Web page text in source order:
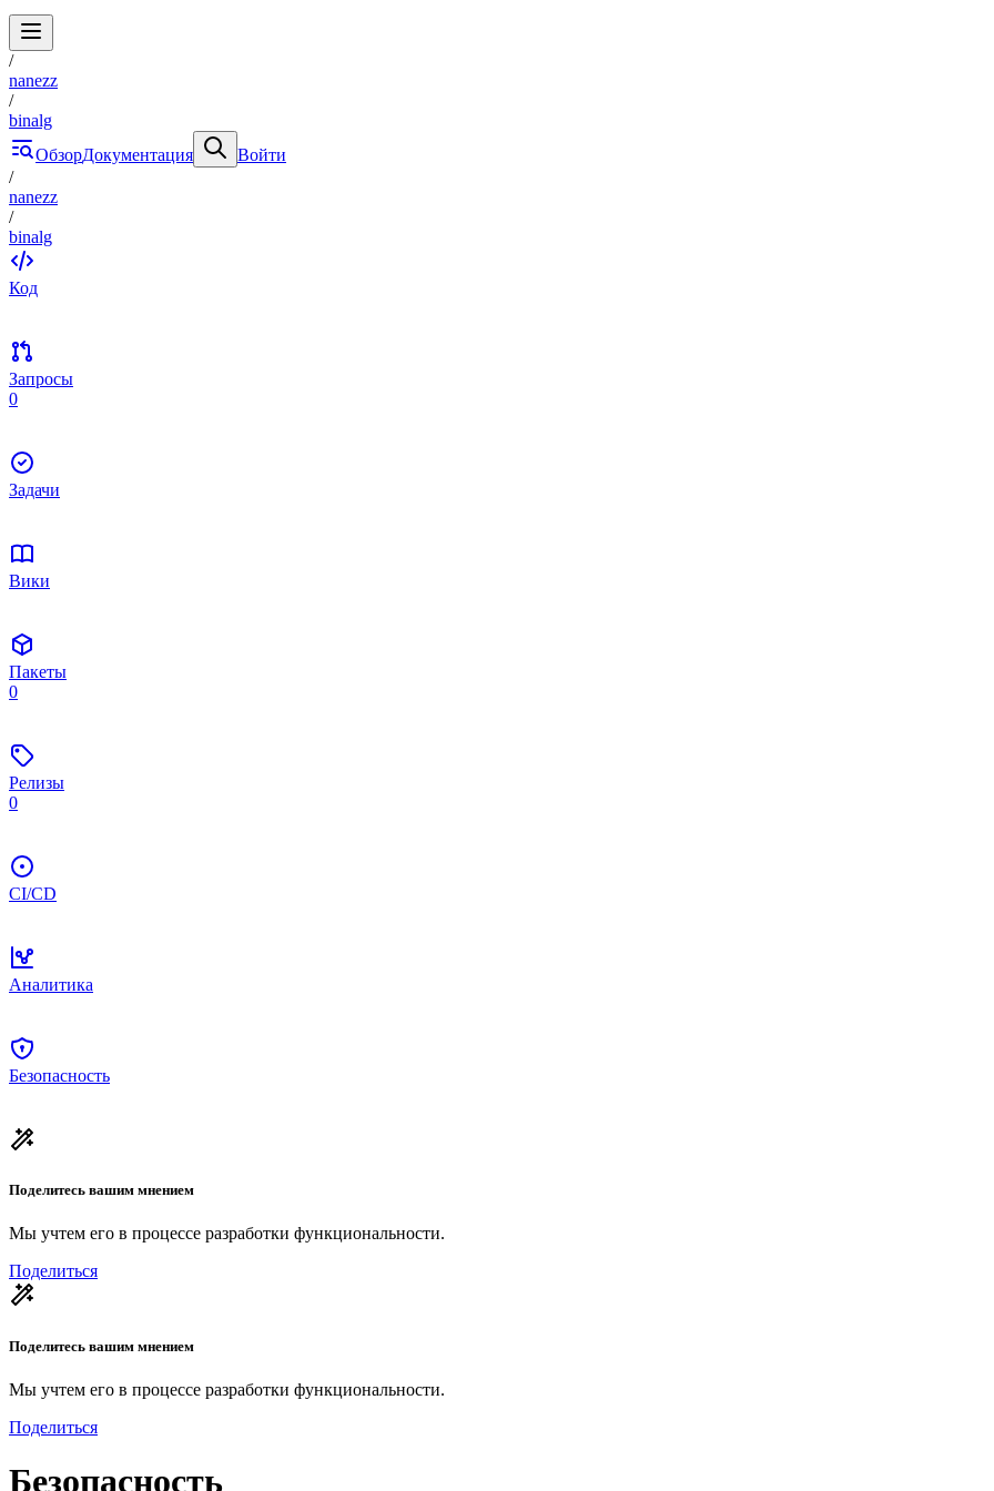
/
nanezz
/
binalg
ОбзорДокументация
Войти
/
nanezz
/
binalg
Код
Запросы
0
Задачи
Вики
Пакеты
0
Релизы
0
CI/CD
Аналитика
Безопасность
Поделитесь вашим мнением
Мы учтем его в процессе разработки функциональности.
Поделиться
Поделитесь вашим мнением
Мы учтем его в процессе разработки функциональности.
Поделиться
Безопасность